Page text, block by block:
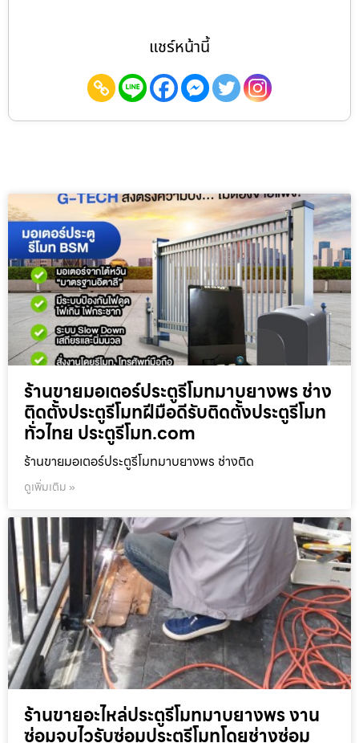
แชร์หน้านี้
ร้านขายมอเตอร์ประตูรีโมทมาบยางพร ช่าง
ติดตั้งประตูรีโมทฝีมือดีรับติดตั้งประตูรีโมท
ทั่วไทย ประตูรีโมท.com
ร้านขายมอเตอร์ประตูรีโมทมาบยางพร ช่างติด
ดูเพิ่มเติม »
ร้านขายอะไหล่ประตูรีโมทมาบยางพร งาน
ซ่อมจบไวรับซ่อมประตูรีโมทโดยช่างซ่อม